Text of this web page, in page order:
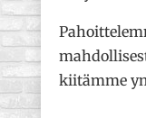
kiitämme